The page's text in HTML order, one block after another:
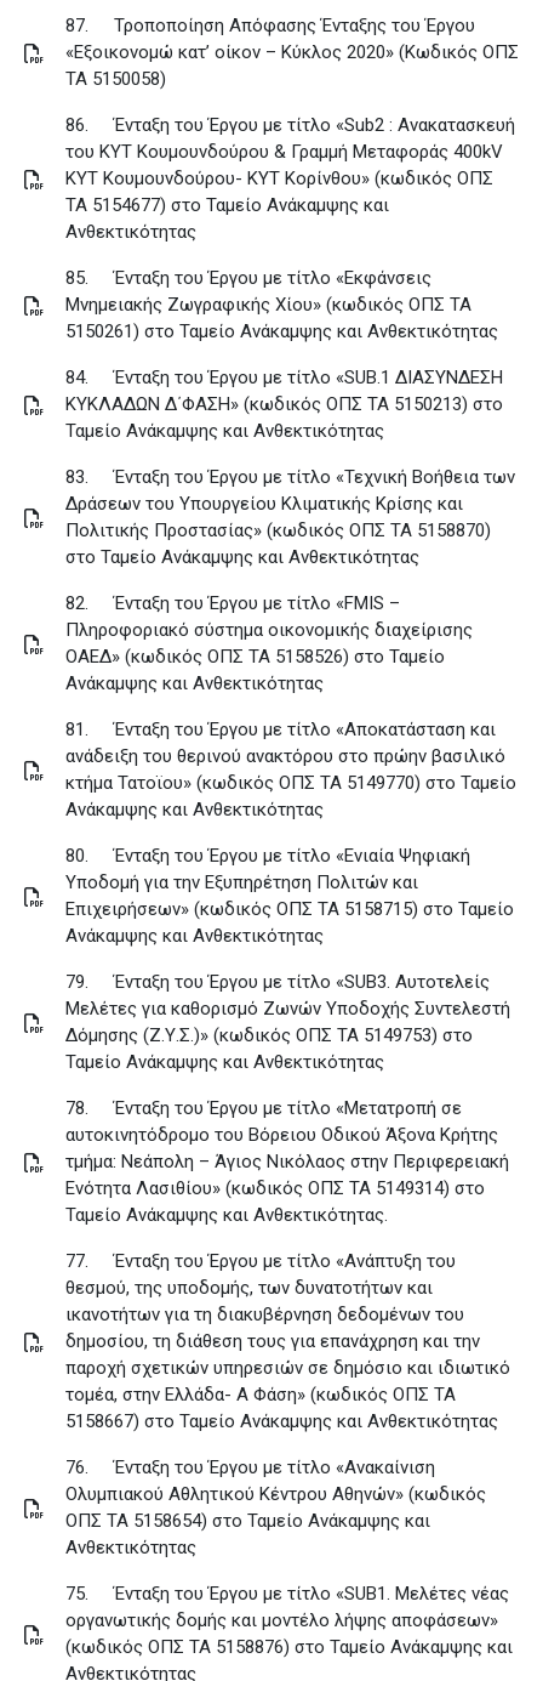
87.
Τροποποίηση Απόφασης Ένταξης του Έργου
«Εξοικονομώ κατ’ οίκον – Κύκλος 2020» (Κωδικός ΟΠΣ
ΤΑ 5150058)
86.
Ένταξη του Έργου με τίτλο «Sub2 : Ανακατασκευή
του ΚΥΤ Κουμουνδούρου & Γραμμή Μεταφοράς 400kV
ΚΥΤ Κουμουνδούρου- ΚΥΤ Κορίνθου» (κωδικός ΟΠΣ
ΤΑ 5154677) στο Ταμείο Ανάκαμψης και
Ανθεκτικότητας
85.
Ένταξη του Έργου με τίτλο «Εκφάνσεις
Μνημειακής Ζωγραφικής Χίου» (κωδικός ΟΠΣ ΤΑ
5150261) στο Ταμείο Ανάκαμψης και Ανθεκτικότητας
84.
Ένταξη του Έργου με τίτλο «SUB.1 ΔΙΑΣΥΝΔΕΣΗ
ΚΥΚΛΑΔΩΝ Δ΄ΦΑΣΗ» (κωδικός ΟΠΣ ΤΑ 5150213) στο
Ταμείο Ανάκαμψης και Ανθεκτικότητας
83.
Ένταξη του Έργου με τίτλο «Τεχνική Βοήθεια των
Δράσεων του Υπουργείου Κλιματικής Κρίσης και
Πολιτικής Προστασίας» (κωδικός ΟΠΣ ΤΑ 5158870)
στο Ταμείο Ανάκαμψης και Ανθεκτικότητας
82.
Ένταξη του Έργου με τίτλο «FMIS –
Πληροφοριακό σύστημα οικονομικής διαχείρισης
ΟΑΕΔ» (κωδικός ΟΠΣ ΤΑ 5158526) στο Ταμείο
Ανάκαμψης και Ανθεκτικότητας
81.
Ένταξη του Έργου με τίτλο «Αποκατάσταση και
ανάδειξη του θερινού ανακτόρου στο πρώην βασιλικό
κτήμα Τατοϊου» (κωδικός ΟΠΣ ΤΑ 5149770) στο Ταμείο
Ανάκαμψης και Ανθεκτικότητας
80.
Ένταξη του Έργου με τίτλο «Ενιαία Ψηφιακή
Υποδομή για την Εξυπηρέτηση Πολιτών και
Επιχειρήσεων» (κωδικός ΟΠΣ ΤΑ 5158715) στο Ταμείο
Ανάκαμψης και Ανθεκτικότητας
79.
Ένταξη του Έργου με τίτλο «SUB3. Αυτοτελείς
Μελέτες για καθορισμό Ζωνών Υποδοχής Συντελεστή
Δόμησης (Ζ.Υ.Σ.)» (κωδικός ΟΠΣ ΤΑ 5149753) στο
Ταμείο Ανάκαμψης και Ανθεκτικότητας
78.
Ένταξη του Έργου με τίτλο «Μετατροπή σε
αυτοκινητόδρομο του Βόρειου Οδικού Άξονα Κρήτης
τμήμα: Νεάπολη – Άγιος Νικόλαος στην Περιφερειακή
Ενότητα Λασιθίου» (κωδικός ΟΠΣ ΤΑ 5149314) στο
Ταμείο Ανάκαμψης και Ανθεκτικότητας.
77.
Ένταξη του Έργου με τίτλο «Ανάπτυξη του
θεσμού, της υποδομής, των δυνατοτήτων και
ικανοτήτων για τη διακυβέρνηση δεδομένων του
δημοσίου, τη διάθεση τους για επανάχρηση και την
παροχή σχετικών υπηρεσιών σε δημόσιο και ιδιωτικό
τομέα, στην Ελλάδα- Α Φάση» (κωδικός ΟΠΣ ΤΑ
5158667) στο Ταμείο Ανάκαμψης και Ανθεκτικότητας
76.
Ένταξη του Έργου με τίτλο «Ανακαίνιση
Ολυμπιακού Αθλητικού Κέντρου Αθηνών» (κωδικός
ΟΠΣ ΤΑ 5158654) στο Ταμείο Ανάκαμψης και
Ανθεκτικότητας
75.
Ένταξη του Έργου με τίτλο «SUB1. Μελέτες νέας
οργανωτικής δομής και μοντέλο λήψης αποφάσεων»
(κωδικός ΟΠΣ ΤΑ 5158876) στο Ταμείο Ανάκαμψης και
Ανθεκτικότητας